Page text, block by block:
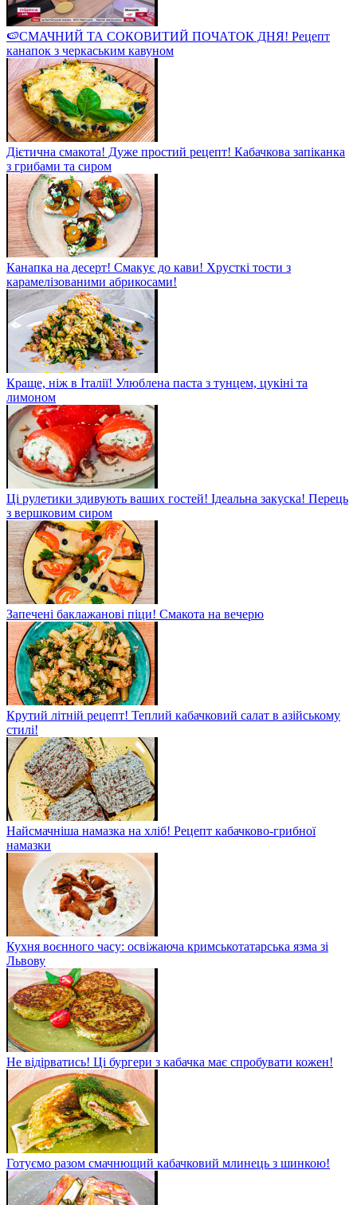
🍉СМАЧНИЙ ТА СОКОВИТИЙ ПОЧАТОК ДНЯ! Рецепт
канапок з черкаським кавуном
Дієтична смакота! Дуже простий рецепт! Кабачкова запіканка
з грибами та сиром
Канапка на десерт! Смакує до кави! Хрусткі тости з
карамелізованими абрикосами!
Краще, ніж в Італії! Улюблена паста з тунцем, цукіні та
лимоном
Ці рулетики здивують ваших гостей! Ідеальна закуска! Перець
з вершковим сиром
Запечені баклажанові піци! Смакота на вечерю
Крутий літній рецепт! Теплий кабачковий салат в азійському
стилі!
Найсмачніша намазка на хліб! Рецепт кабачково-грибної
намазки
Кухня воєнного часу: освіжаюча кримськотатарська язма зі
Львову
Не відірватись! Ці бургери з кабачка має спробувати кожен!
Готуємо разом смачнющий кабачковий млинець з шинкою!